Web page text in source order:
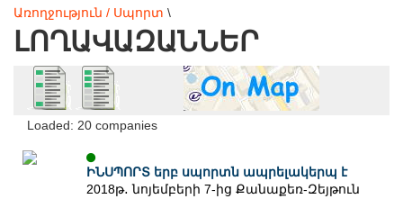
Առողջություն / Սպորտ \
ԼՈՂԱՎԱԶԱՆՆԵՐ
Loaded: 20 companies
ԻՆՍՊՈՐՏ երբ սպորտն ապրելակերպ է
2018թ․ նոյեմբերի 7-ից Քանաքեռ-Զեյթուն